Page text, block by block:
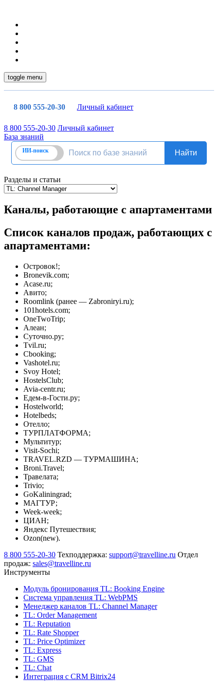
toggle menu
8 800 555-20-30 Личный кабинет
8 800 555-20-30 Личный кабинет
База знаний
Разделы и статьи
Каналы, работающие с апартаментами
Список каналов продаж, работающих с
апартаментами:
Островок!;
Bronevik.com;
Acase.ru;
Авито;
Roomlink (ранее — Zabroniryi.ru);
101hotels.com;
OneTwoTrip;
Алеан;
Суточно.ру;
Tvil.ru;
Cbooking;
Vashotel.ru;
Svoy Hotel;
HostelsClub;
Avia-centr.ru;
Едем-в-Гости.ру;
Hostelworld;
Hotelbeds;
Отелло;
ТУРПЛАТФОРМА;
Мультитур;
Visit-Sochi;
TRAVEL.RZD — ТУРМАШИНА;
Broni.Travel;
Травелата;
Trivio;
GoKaliningrad;
МАГТУР;
Week-week;
ЦИАН;
Яндекс Путешествия;
Ozon(new).
8 800 555-20-30 Техподдержка: support@travelline.ru Отдел
продаж: sales@travelline.ru
Инструменты
Модуль бронирования TL: Booking Engine
Система управления TL: WebPMS
Менеджер каналов TL: Channel Manager
TL: Order Management
TL: Reputation
TL: Rate Shopper
TL: Price Optimizer
TL: Express
TL: GMS
TL: Chat
Интеграция с CRM Bitrix24